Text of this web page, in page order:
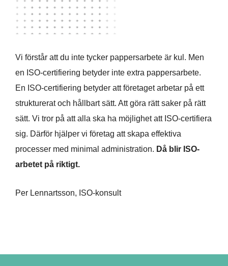
Vi förstår att du inte tycker pappersarbete är kul. Men
en ISO-certifiering betyder inte extra pappersarbete.
En ISO-certifiering betyder att företaget arbetar på ett
strukturerat och hållbart sätt. Att göra rätt saker på rätt
sätt. Vi tror på att alla ska ha möjlighet att ISO-certifiera
sig. Därför hjälper vi företag att skapa effektiva
processer med minimal administration. Då blir ISO-
arbetet på riktigt.
Per Lennartsson, ISO-konsult